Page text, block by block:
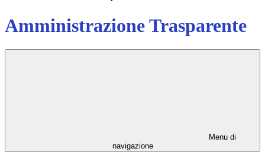
Amministrazione Trasparente
Menu di
navigazione